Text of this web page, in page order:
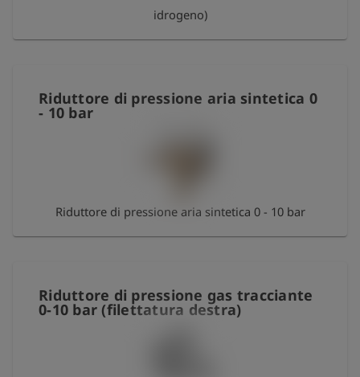
idrogeno)
Riduttore di pressione aria sintetica 0
- 10 bar
Riduttore di pressione aria sintetica 0 - 10 bar
Riduttore di pressione gas tracciante
0-10 bar (filettatura destra)